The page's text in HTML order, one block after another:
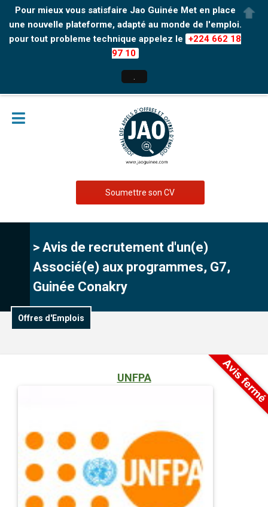
Pour mieux vous satisfaire Jao Guinée Met en place
une nouvelle plateforme, adapté au monde de l'emploi.
pour tout probleme technique appelez le +224 662 18
97 10
Soumettre son CV
> Avis de recrutement d'un(e)
Associé(e) aux programmes, G7,
Guinée Conakry
Offres d'Emplois
UNFPA